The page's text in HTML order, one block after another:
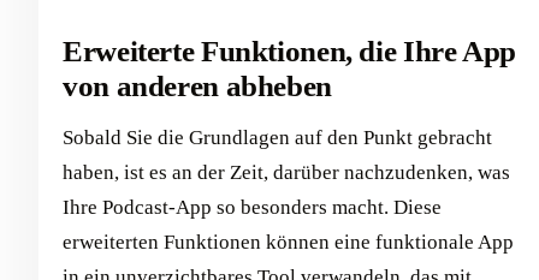
Erweiterte Funktionen, die Ihre App
von anderen abheben
Sobald Sie die Grundlagen auf den Punkt gebracht
haben, ist es an der Zeit, darüber nachzudenken, was
Ihre Podcast-App so besonders macht. Diese
erweiterten Funktionen können eine funktionale App